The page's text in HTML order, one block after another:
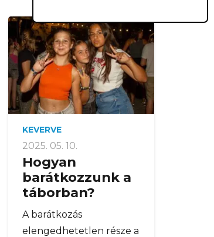
KEVERVE
2025. 05. 10.
Hogyan
barátkozzunk a
táborban?
A barátkozás
elengedhetetlen része a